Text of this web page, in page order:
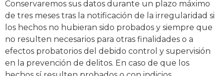
Conservaremos sus datos durante un plazo máximo
de tres meses tras la notificación de la irregularidad si
los hechos no hubieran sido probados y siempre que
no resulten necesarios para otras finalidades o a
efectos probatorios del debido control y supervisión
en la prevención de delitos. En caso de que los